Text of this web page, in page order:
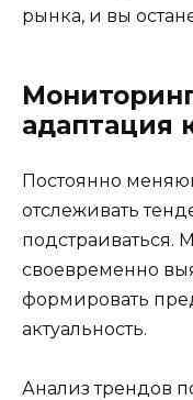
рынка, и вы
адаптация
Постоянно
отслеживать
подстраиваться.
своевременно
формировать
актуальность.
Анализ трендов